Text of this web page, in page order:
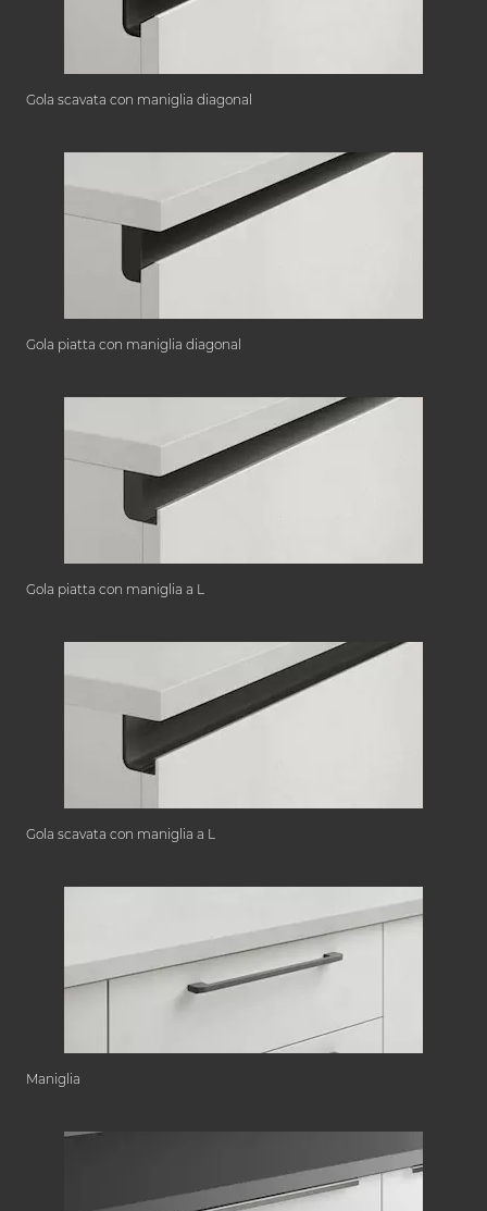
Gola scavata con maniglia diagonal
Gola piatta con maniglia diagonal
Gola piatta con maniglia a L
Gola scavata con maniglia a L
Maniglia